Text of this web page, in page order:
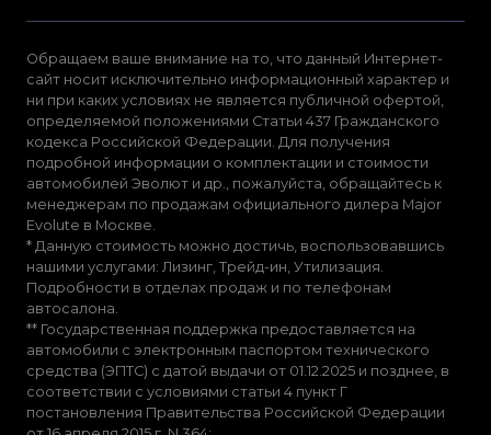
Обращаем ваше внимание на то, что данный Интернет-
сайт носит исключительно информационный характер и
ни при каких условиях не является публичной офертой,
определяемой положениями Статьи 437 Гражданского
кодекса Российской Федерации. Для получения
подробной информации о комплектации и стоимости
автомобилей Эволют и др., пожалуйста, обращайтесь к
менеджерам по продажам официального дилера Major
Evolute в Москве.
* Данную стоимость можно достичь, воспользовавшись
нашими услугами: Лизинг, Трейд-ин, Утилизация.
Подробности в отделах продаж и по телефонам
автосалона.
** Государственная поддержка предоставляется на
автомобили с электронным паспортом технического
средства (ЭПТС) с датой выдачи от 01.12.2025 и позднее, в
соответствии с условиями статьи 4 пункт Г
постановления Правительства Российской Федерации